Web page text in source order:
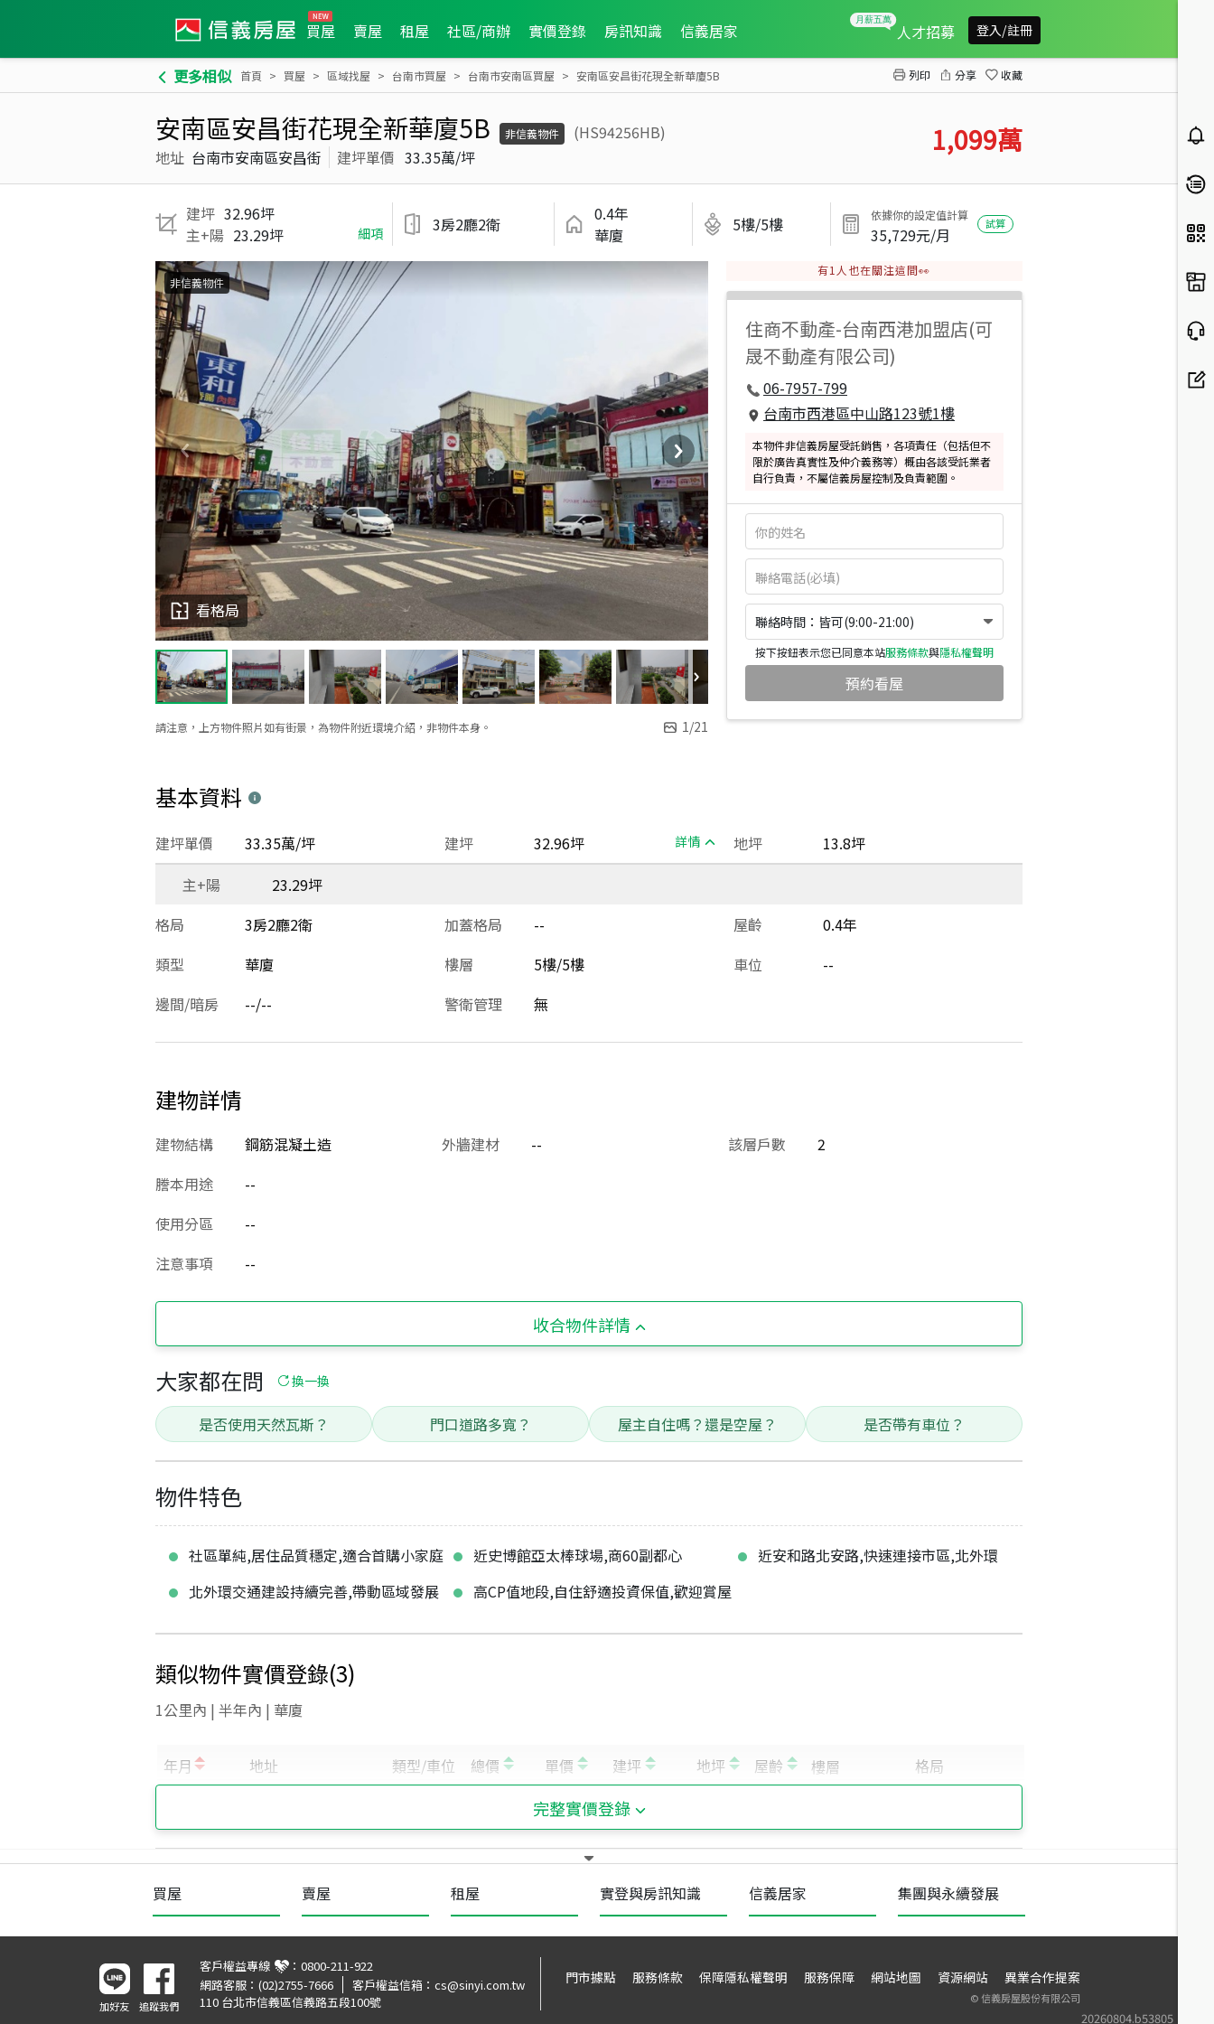
買屋 賣屋 租屋 社區/商辦 實價登錄 房訊知識 信義居家 人才招募 登入/註冊
更多相似 首頁 買屋 區域找屋 台南市買屋 台南市安南區買屋 安南區安昌街花現全新華廈5B 列印 分享 收藏
安南區安昌街花現全新華廈5B 非信義物件
(HS94256HB)
地址 台南市安南區安昌街 建坪單價 33.35萬/坪 1,099萬
建坪 32.96坪
主+陽 23.29坪 細項 3房2廳2衛
0.4年
華廈
5樓/5樓 依據你的設定值計算
35,729元/月
試算
請注意，上方物件照片如有街景，為物件附近環境介紹，非物件本身。 1/21
看格局
非信義物件
有1 人也在關注這間👀
住商不動產-台南西港加盟店(可
晟不動產有限公司)
06-7957-799
台南市西港區中山路123號1樓
本物件非信義房屋受託銷售，各項責任（包括但不
限於廣告真實性及仲介義務等）概由各該受託業者
自行負責，不屬信義房屋控制及負責範圍。
聯絡時間：皆可(9:00-21:00)
按下按鈕表示您已同意本站服務條款與隱私權聲明
預約看屋
基本資料
建坪 32.96坪 詳情
建坪單價 33.35萬/坪 地坪
13.8坪
主+陽
23.29坪
格局
3房2廳2衛 加蓋格局 -- 屋齡
0.4年
類型
華廈 樓層 5樓/5樓 車位
--
邊間/暗房
--/-- 警衛管理 無
建物詳情
建物結構 鋼筋混凝土造 外牆建材 -- 該層戶數
2
謄本用途
--
使用分區
--
注意事項
--
收合物件詳情
大家都在問 換一換
是否使用天然瓦斯？ 門口道路多寬？ 屋主自住嗎？還是空屋？ 是否帶有車位？
物件特色
社區單純,居住品質穩定,適合首購小家庭 近史博館亞太棒球場,商60副都心
近安和路北安路,快速連接市區,北外環
北外環交通建設持續完善,帶動區域發展
高CP值地段,自住舒適投資保值,歡迎賞屋
類似物件實價登錄(3)
1公里內 | 半年內 | 華廈
完整實價登錄
買屋 賣屋 租屋 實登與房訊知識 信義居家 集團與永續發展
20260804.b53805
加好友 追蹤我們
客戶權益專線 ： 0800-211-922
網路客服： (02)2755-7666 客戶權益信箱： cs@sinyi.com.tw
110 台北市信義區信義路五段100號
門市據點 服務條款 保障隱私權聲明 服務保障 網站地圖 資源網站 異業合作提案
©信義房屋股份有限公司